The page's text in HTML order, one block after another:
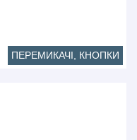
ПЕРЕМИКАЧІ, КНОПКИ